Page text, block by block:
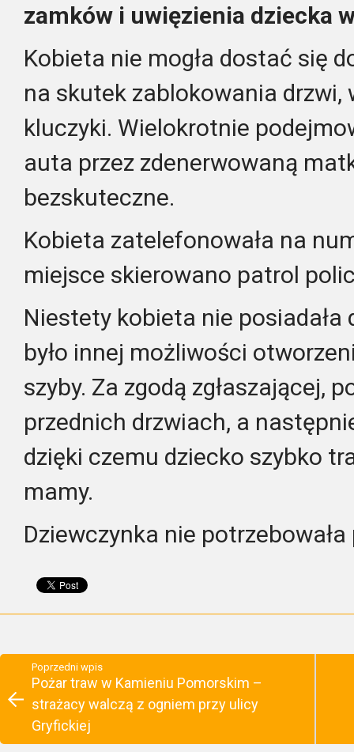
zamków i uwięzienia dziecka
Kobieta nie mogła dostać się
na skutek zablokowania drzwi,
kluczyki. Wielokrotnie
auta przez zdenerwowaną
bezskuteczne.
Kobieta zatelefonowała na
miejsce skierowano patrol
Niestety kobieta nie posiadała
było innej możliwości
szyby. Za zgodą zgłaszającej,
przednich drzwiach, a
dzięki czemu dziecko szybko
mamy.
Dziewczynka nie
Poprzedni wpis
Pożar traw w Kamieniu Pomorskim –
strażacy walczą z ogniem przy ulicy
Gryfickiej